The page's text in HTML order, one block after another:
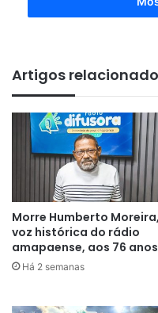
317.825,48 do vereador
“Nós
competir
ansiosos
habilidades.
oportunidade
nível de
com atletas
Artigos
Morre Humberto Moreira,
voz histórica do rádio
amapaense, aos 76 anos
Há 2 semanas